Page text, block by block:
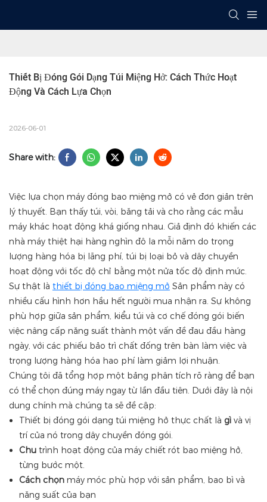
Thiết Bị Đóng Gói Dạng Túi Miệng Hở: Cách Thức Hoạt
Động Và Cách Lựa Chọn
2026-06-01
Share with:
Việc lựa chọn máy đóng bao miệng mở có vẻ đơn giản trên
lý thuyết. Bạn thấy túi, vòi, băng tải và cho rằng các mẫu
máy khác hoạt động khá giống nhau. Giả định đó khiến các
nhà máy thiệt hại hàng nghìn đô la mỗi năm do trọng
lượng hàng hóa bị lãng phí, túi bị loại bỏ và dây chuyền
hoạt động với tốc độ chỉ bằng một nửa tốc độ định mức.
Sự thật là thiết bị đóng bao miệng mở Sản phẩm này có
nhiều cấu hình hơn hầu hết người mua nhận ra. Sự không
phù hợp giữa sản phẩm, kiểu túi và cơ chế đóng gói biến
việc nâng cấp năng suất thành một vấn đề đau đầu hàng
ngày, với các phiếu bảo trì chất đống trên bàn làm việc và
trọng lượng hàng hóa hao phí làm giảm lợi nhuận.
Chúng tôi đã tổng hợp một bảng phân tích rõ ràng để bạn
có thể chọn đúng máy ngay từ lần đầu tiên. Dưới đây là nội
dung chính mà chúng ta sẽ đề cập:
Thiết bị đóng gói dạng túi miệng hở thực chất là gì và vị
trí của nó trong dây chuyền đóng gói.
Chu trình hoạt động của máy chiết rót bao miệng hở,
từng bước một.
Cách chọn máy móc phù hợp với sản phẩm, bao bì và
năng suất của bạn